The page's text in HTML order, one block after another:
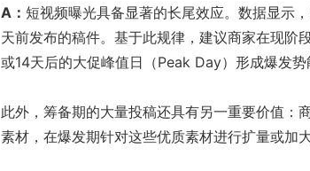
A ： 短视频曝光具备显著的长尾效应。数据显示
天前发布的稿件。基于此规律，建议商家在现
或14天后的大促峰值日（Peak Day）形成爆发势
此外，筹备期的大量投稿还具有另一重要价值：
素材，在爆发期针对这些优质素材进行扩量或加